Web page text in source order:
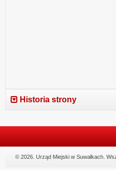
Historia strony
© 2026. Urząd Miejski w Suwałkach.